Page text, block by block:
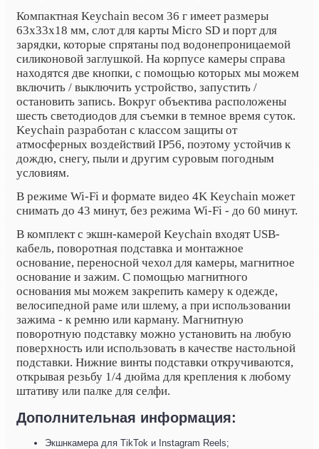
Компактная Keychain весом 36 г имеет размеры
63x33x18 мм, слот для карты Micro SD и порт для
зарядки, которые спрятаны под водонепроницаемой
силиконовой заглушкой. На корпусе камеры справа
находятся две кнопки, с помощью которых мы можем
включить / выключить устройство, запустить /
остановить запись. Вокруг объектива расположены
шесть светодиодов для съемки в темное время суток.
Keychain разработан с классом защиты от
атмосферных воздействий IP56, поэтому устойчив к
дождю, снегу, пыли и другим суровым погодным
условиям.
В режиме Wi-Fi и формате видео 4K Keychain может
снимать до 43 минут, без режима Wi-Fi - до 60 минут.
В комплект с экшн-камерой Keychain входят USB-
кабель, поворотная подставка и монтажное
основание, переносной чехол для камеры, магнитное
основание и зажим. С помощью магнитного
основания мы можем закрепить камеру к одежде,
велосипедной раме или шлему, а при использовании
зажима - к ремню или карману. Магнитную
поворотную подставку можно установить на любую
поверхность или использовать в качестве настольной
подставки. Нижние винты подставки откручиваются,
открывая резьбу 1/4 дюйма для крепления к любому
штативу или палке для селфи.
Дополнительная информация:
Экшнкамера для TikTok и Instagram Reels;